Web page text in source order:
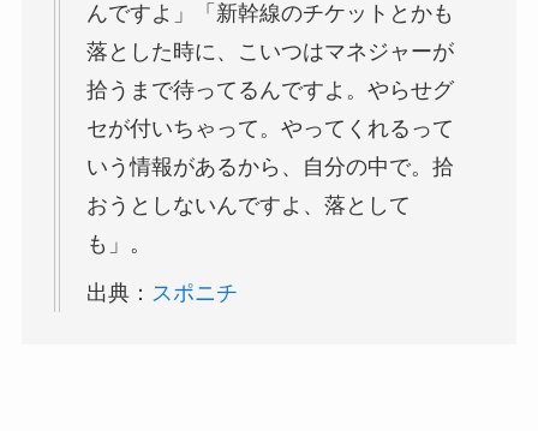
んですよ」「新幹線のチケットとかも
落とした時に、こいつはマネジャーが
拾うまで待ってるんですよ。やらせグ
セが付いちゃって。やってくれるって
いう情報があるから、自分の中で。拾
おうとしないんですよ、落として
も」。
出典： スポニチ